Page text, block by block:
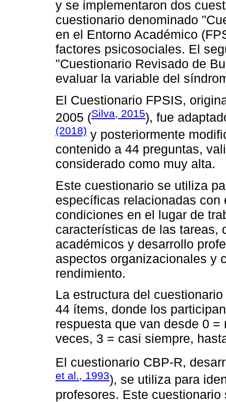
y se implementaron dos
cuestionario denominado
en el Entorno Académico
factores psicosociales. El
"Cuestionario Revisado de
evaluar la variable del
El Cuestionario FPSIS,
2005 (Silva, 2015), fue
(2018) y posteriormente
contenido a 44 preguntas,
considerado como muy alta.
Este cuestionario se utiliza
específicas relacionadas
condiciones en el lugar de
características de las tareas,
académicos y desarrollo
aspectos organizacionales y
rendimiento.
La estructura del
44 ítems, donde los
respuesta que van desde 0
veces, 3 = casi siempre,
El cuestionario CBP-R,
et al., 1993), se utiliza para
profesores. Este